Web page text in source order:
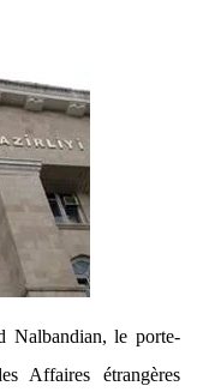
Nalbandian, le porte-
Affaires étrangères